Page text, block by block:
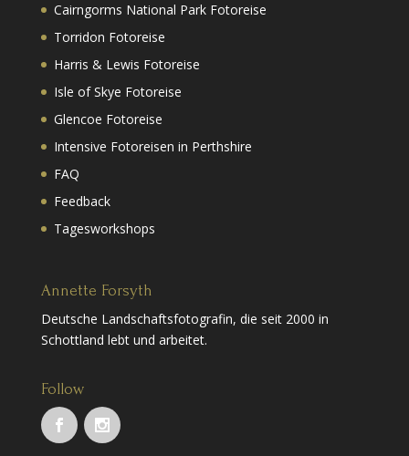
Cairngorms National Park Fotoreise
Torridon Fotoreise
Harris & Lewis Fotoreise
Isle of Skye Fotoreise
Glencoe Fotoreise
Intensive Fotoreisen in Perthshire
FAQ
Feedback
Tagesworkshops
Annette Forsyth
Deutsche Landschaftsfotografin, die seit 2000 in
Schottland lebt und arbeitet.
Follow